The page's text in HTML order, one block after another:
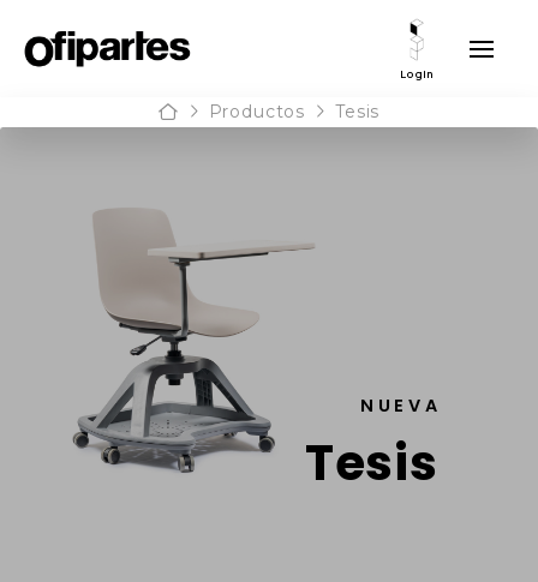
Login
HomeProductos Tesis
NUEVA
Tesis